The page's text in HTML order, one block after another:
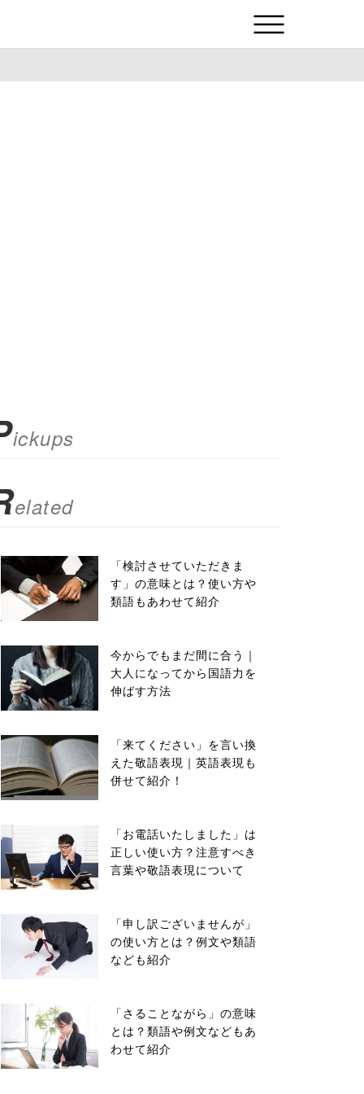
ickups
elated
「検討させていただきま
す」の意味とは？使い方や
類語もあわせて紹介
今からでもまだ間に合う｜
大人になってから国語力を
伸ばす方法
「来てください」を言い換
えた敬語表現｜英語表現も
併せて紹介！
「お電話いたしました」は
正しい使い方？注意すべき
言葉や敬語表現について
「申し訳ございませんが」
の使い方とは？例文や類語
なども紹介
「さることながら」の意味
とは？類語や例文などもあ
わせて紹介